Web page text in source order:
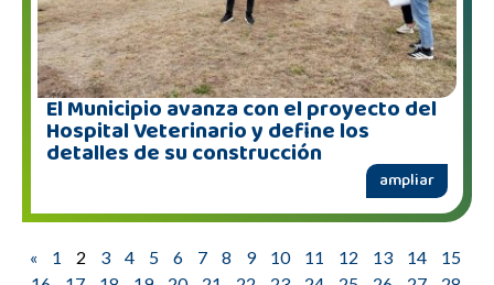
El Municipio avanza con el proyecto del
Hospital Veterinario y define los
detalles de su construcción
ampliar
« 1 2 3 4 5 6 7 8 9 10 11 12 13 14
15